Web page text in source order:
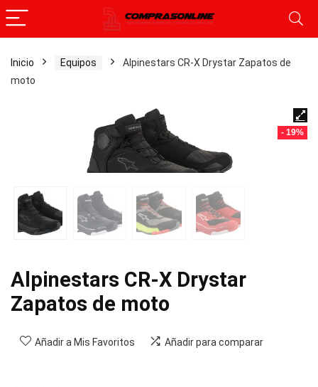
Inicio Equipos
Alpinestars CR-X Drystar Zapatos de
moto
- 19%
Alpinestars CR-X Drystar
Zapatos de moto
Añadir a Mis Favoritos Añadir para comparar